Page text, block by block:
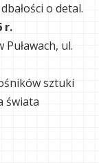
o detal.
r.
ul.
sztuki
świata